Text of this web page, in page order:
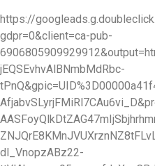
https://
gdpr=0&client=ca-pub-
jEQSEvhvAlBNmbMdRbc-
dl_VnopzABz22-